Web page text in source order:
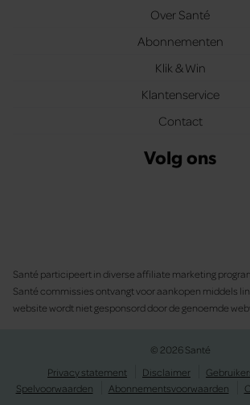
Over Santé
Abonnementen
Klik & Win
Klantenservice
Contact
Volg ons
Santé participeert in diverse affiliate marketing
Santé commissies ontvangt voor aankopen middels
website wordt niet gesponsord door de genoemde
© 2026 Santé
Privacy statement
Disclaimer
Spelvoorwaarden
Abonnementsvoorwaarden